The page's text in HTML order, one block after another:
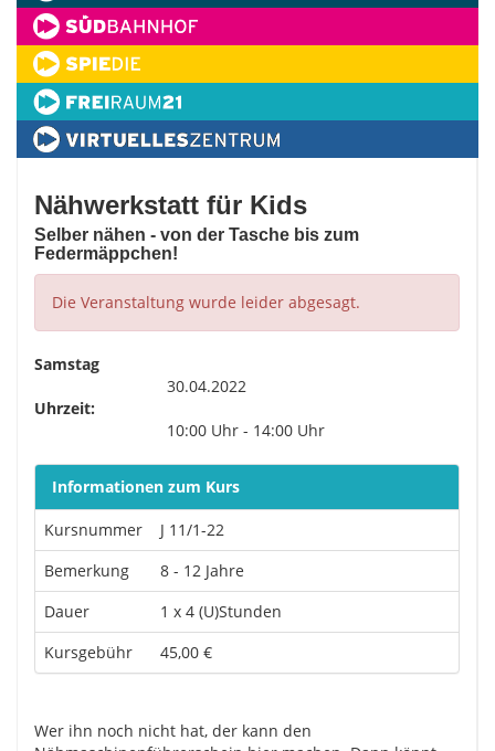
Nähwerkstatt für Kids
Selber nähen - von der Tasche bis zum
Federmäppchen!
Die Veranstaltung wurde leider abgesagt.
Samstag
30.04.2022
Uhrzeit:
10:00 Uhr - 14:00 Uhr
Informationen zum Kurs
Kursnummer
J 11/1-22
Bemerkung
8 - 12 Jahre
Dauer
1 x 4 (U)Stunden
Kursgebühr
45,00 €
Wer ihn noch nicht hat, der kann den